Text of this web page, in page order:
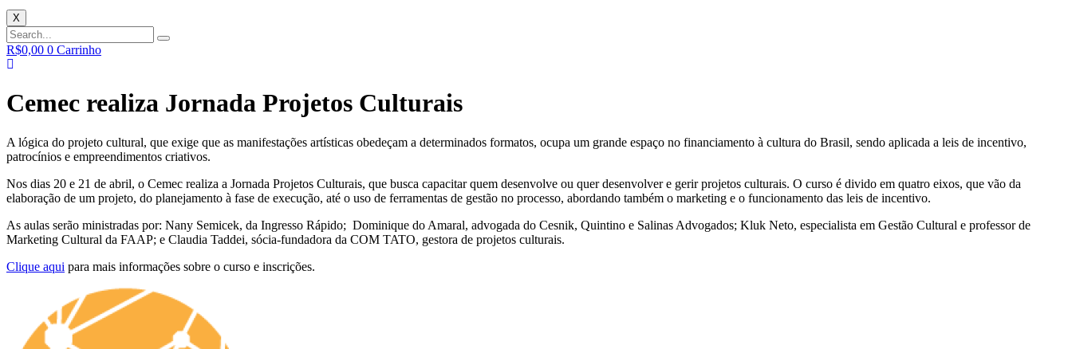
X
R$0,00 0 Carrinho
Cemec realiza Jornada Projetos Culturais
A lógica do projeto cultural, que exige que as manifestações artísticas obedeçam a determinados formatos, ocupa um grande espaço no financiamento à cultura do Brasil, sendo aplicada a leis de incentivo,
patrocínios e empreendimentos criativos.
Nos dias 20 e 21 de abril, o Cemec realiza a Jornada Projetos Culturais, que busca capacitar quem desenvolve ou quer desenvolver e gerir projetos culturais. O curso é divido em quatro eixos, que vão da
elaboração de um projeto, do planejamento à fase de execução, até o uso de ferramentas de gestão no processo, abordando também o marketing e o funcionamento das leis de incentivo.
As aulas serão ministradas por: Nany Semicek, da Ingresso Rápido; Dominique do Amaral, advogada do Cesnik, Quintino e Salinas Advogados; Kluk Neto, especialista em Gestão Cultural e professor de
Marketing Cultural da FAAP; e Claudia Taddei, sócia-fundadora da COM TATO, gestora de projetos culturais.
Clique aqui para mais informações sobre o curso e inscrições.